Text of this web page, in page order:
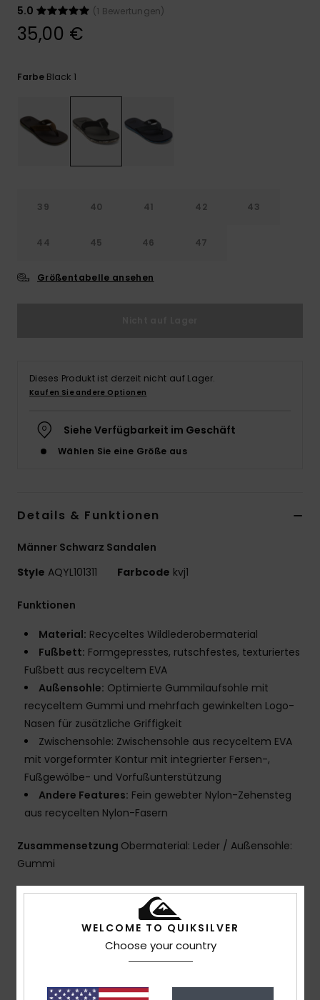
die häufigsten
Fragen sowie
5.0
(1 Bewertungen)
35,00 €
Farbe Black 1
39 40 41 42 43
44 45 46 47
Größentabelle ansehen
Dieses Produkt ist derzeit nicht auf Lager.
Kaufen Sie andere Optionen
Siehe Verfügbarkeit im Geschäft
Wählen Sie eine Größe aus
Details & Funktionen
Männer Schwarz Sandalen
Style AQYL101311 Farbcode kvj1
Funktionen
Material: Recyceltes Wildlederobermaterial
Fußbett: Formgepresstes, rutschfestes, texturiertes
Fußbett aus recyceltem EVA
Außensohle: Optimierte Gummilaufsohle mit
recyceltem Gummi und mehrfach gewinkelten Logo-
Nasen für zusätzliche Griffigkeit
Zwischensohle: Zwischensohle aus recyceltem EVA
mit vorgeformter Kontur mit integrierter Fersen-,
Fußgewölbe- und Vorfußunterstützung
Andere Features: Fein gewebter Nylon-Zehensteg
aus recycelten Nylon-Fasern
Zusammensetzung Obermaterial: Leder / Außensohle:
Gummi
Versand & Rückversand
WELCOME TO QUIKSILVER
Choose your country